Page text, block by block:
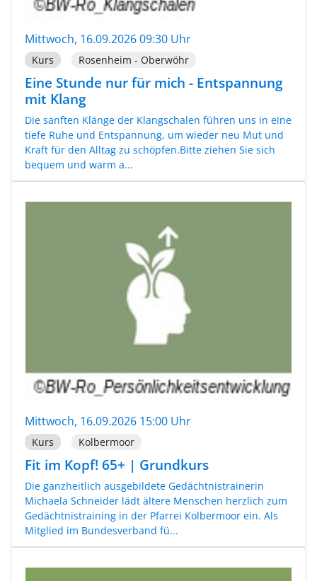
Mittwoch, 16.09.2026 09:30 Uhr
Kurs Rosenheim - Oberwöhr
Eine Stunde nur für mich - Entspannung
mit Klang
Die sanften Klänge der Klangschalen führen uns in eine
tiefe Ruhe und Entspannung, um wieder neu Mut und
Kraft für den Alltag zu schöpfen.Bitte ziehen Sie sich
bequem und warm a...
Mittwoch, 16.09.2026 15:00 Uhr
Kurs Kolbermoor
Fit im Kopf! 65+ | Grundkurs
Die ganzheitlich ausgebildete Gedächtnistrainerin
Michaela Schneider lädt ältere Menschen herzlich zum
Gedächtnistraining in der Pfarrei Kolbermoor ein. Als
Mitglied im Bundesverband fü...